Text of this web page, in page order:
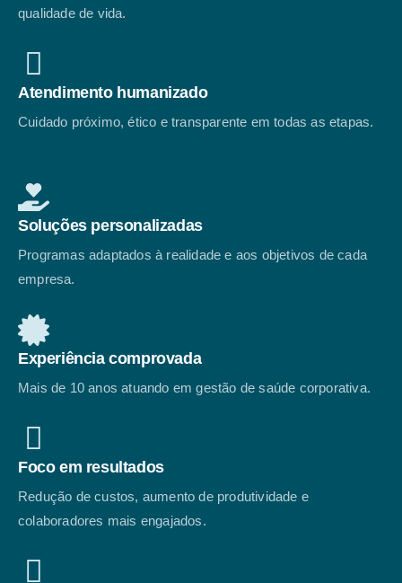
qualidade de vida.
Atendimento humanizado
Cuidado próximo, ético e transparente em todas as etapas.
Soluções personalizadas
Programas adaptados à realidade e aos objetivos de cada
empresa.
Experiência comprovada
Mais de 10 anos atuando em gestão de saúde corporativa.
Foco em resultados
Redução de custos, aumento de produtividade e
colaboradores mais engajados.